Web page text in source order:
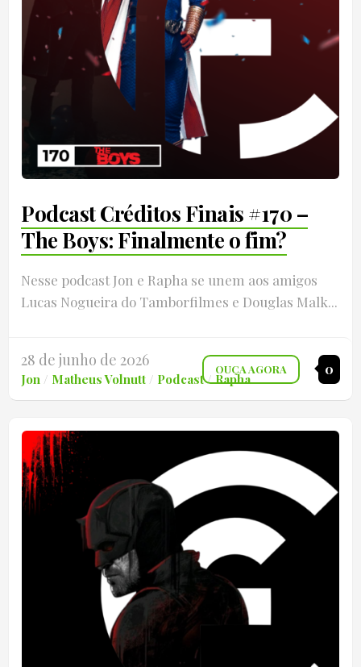
Podcast Créditos Finais #170 –
The Boys: Finalmente o fim?
Nesse podcast Jon e Rapha se unem aos amigos
Lucas Nogueira do Tamborfilmes e Douglas Malk...
28 de junho de 2026
Jon / Matheus Volnutt / Podcast/Rapha
0
OUÇA AGORA